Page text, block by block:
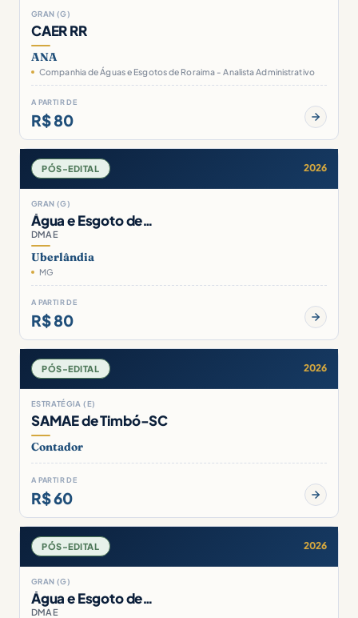
GRAN (G)
CAER RR
ANA
Companhia de Águas e Esgotos de Roraima - Analista Administrativo
A PARTIR DE
R$ 80
PÓS-EDITAL 2026
GRAN (G)
Água e Esgoto de…
DMAE
Uberlândia
MG
A PARTIR DE
R$ 80
PÓS-EDITAL 2026
ESTRATÉGIA (E)
SAMAE de Timbó-SC
Contador
A PARTIR DE
R$ 60
PÓS-EDITAL 2026
GRAN (G)
Água e Esgoto de…
DMAE